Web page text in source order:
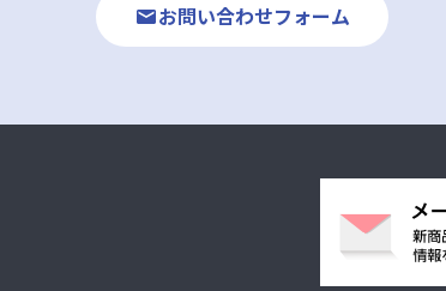
お問い合わせフォーム